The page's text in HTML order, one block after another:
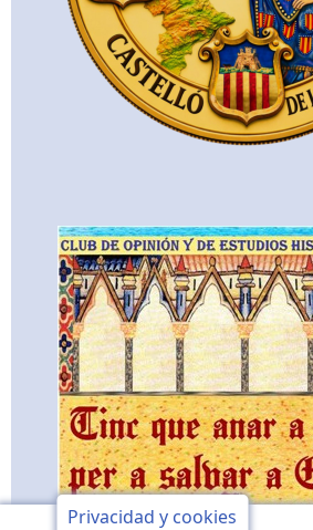
Privacidad y cookies